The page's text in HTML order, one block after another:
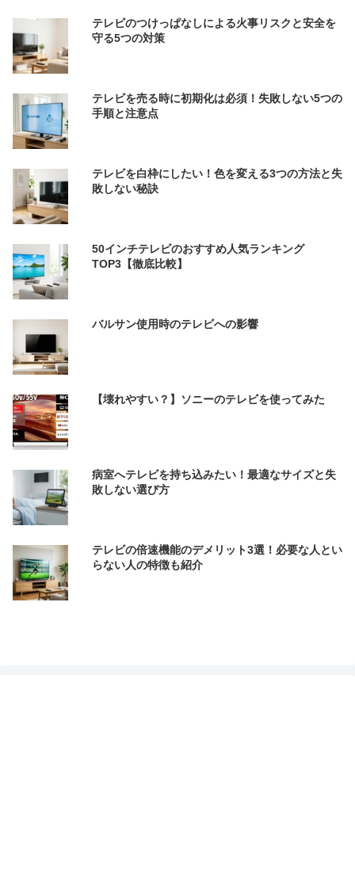
テレビのつけっぱなしによる火事リスクと安全を
守る5つの対策
テレビを売る時に初期化は必須！失敗しない5つの
手順と注意点
テレビを白枠にしたい！色を変える3つの方法と失
敗しない秘訣
50インチテレビのおすすめ人気ランキング
TOP3【徹底比較】
バルサン使用時のテレビへの影響
【壊れやすい？】ソニーのテレビを使ってみた
病室へテレビを持ち込みたい！最適なサイズと失
敗しない選び方
テレビの倍速機能のデメリット3選！必要な人とい
らない人の特徴も紹介